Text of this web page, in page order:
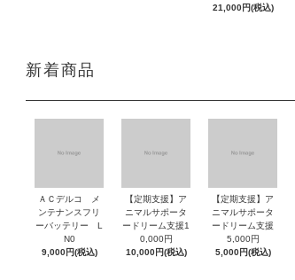
21,000円(税込)
新着商品
ＡＣデルコ メ
ンテナンスフリ
ーバッテリー L
N0
9,000円(税込)
【定期支援】ア
ニマルサポータ
ードリーム支援1
0,000円
10,000円(税込)
【定期支援】ア
ニマルサポータ
ードリーム支援
5,000円
5,000円(税込)